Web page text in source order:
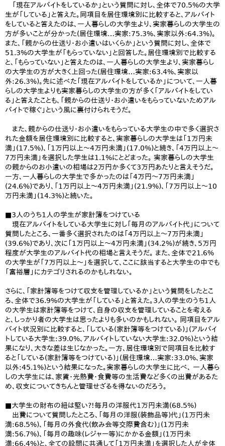
「現在アルバイトをしているか」という質問に対し、全体で70.5%の大学
生が「している」と答えた。同項目を居住環境別に比較すると、アルバイト
をしていると答えたのは、一人暮らしの大学生より、実家暮らしの大学生の
方が多いことが分かった(居住環境…実家:75.3%、実家以外:64.3%)。
また、「親からの仕送り・お小遣いはいくらか」という質問に対し、全体で
51.3%の大学生が「もらっていない」と回答した。居住環境別で比較する
と、「もらっていない」と答えたのは、一人暮らしの大学生より、実家暮らし
の大学生の方が大きく上回った(居住環境…実家:63.4%、実家以
外:26.3%)。先に述べた「現在アルバイトをしているか」について、一人暮
らしの大学生よりも実家暮らしの大学生の方が多く「アルバイトをしてい
る」と答えたことも、「親からの仕送り・お小遣いをもらっていないためアル
バイトで稼ぐ」という風に裏付けられそうだ。
また、親からの仕送り・お小遣いをもらっている大学生の中で多く選択さ
れた金額を居住環境別に比較すると、実家暮らしの大学生は「1万円未
満」(17.5%)、「1万円以上～4万円未満」(17.0%)と続き、「4万円以上～
7万円未満」を選択した学生は1.1%にとどまった。 実家暮らしの大学生
の親からのお小遣いの相場は2万円か多くて3万円あたりと言えそうだ。
一方、一人暮らしの大学生で多かったのは「4万円～7万円未満」
(24.6%)であり、「1万円以上～4万円未満」(21.9%)、「7万円以上～10
万円未満」(14.3%)と続いた。
■3人のうち1人の学生が家計簿をつけている
現在アルバイトをしている大学生に対し「毎月のアルバイト代」について
質問したところ、一番多く選択されたのは「4万円以上～7万円未満」
(39.6%)であり、次に「1万円以上～4万円未満」(34.2%)が続き、5万円
程度が大学生のアルバイト代の相場と言えそうだ。 また、全体で21.6%
の大学生が「7万円以上～」を選択して、ここに該当すると大学生の中でも
「富裕層」にカテゴリされるのかもしれない。
さらに、「家計簿等をつけて収支を管理しているか」という質問をしたとこ
ろ、全体で36.9%の大学生が「している」と答えた。3人の学生のうち1人
の大学生は家計簿等をつけて、自身の収支を管理していることを考える
と、しっかり者の大学生は思ったよりも多いのかもしれない。 同項目をアル
バイト状況別に比較すると、「している(家計簿等をつけている)」(アルバイ
トしている大学生:39.0%、アルバイトしていない大学生:32.0%)という結
果になり、大きな差は生じなかった。一方、居住環境別で同項目を比較す
ると「している(家計簿等をつけている)」(居住環境…実家:33.0%、実家
以外:45.1%)という結果になった。実家暮らしの大学生に比べ、 一人暮ら
しの大学生には、家賃・光熱費・食費等の生活費など多くの出費があるた
め、収支についてきちんと管理せざるを得ないのだろう。
■大学生の財布の紐は堅い?!毎月の洋服代1万円未満(68.5%)
出費について質問したところ、「毎月の洋服(装飾品等)代」(1万円未
満:68.5%)、「毎月の外食代(飲み会等交際費含む)」(1万円未
満:56.7%)、「毎月の趣味(レジャー等)にかかる金額」(1万円未
満:66.4%)と、全ての設問に共通して「1万円未満」を選択した人が全体